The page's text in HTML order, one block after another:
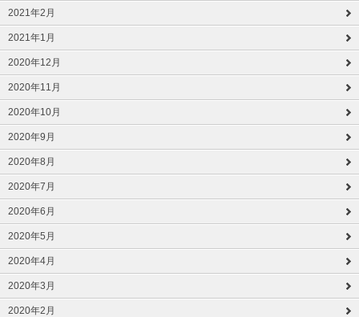
2021年2月
2021年1月
2020年12月
2020年11月
2020年10月
2020年9月
2020年8月
2020年7月
2020年6月
2020年5月
2020年4月
2020年3月
2020年2月